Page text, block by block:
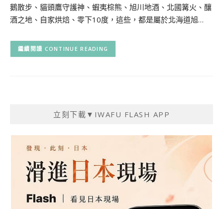
鵝散步、貓頭鷹守護神、蝦夷棕熊、旭川地酒、北國篝火、釀
酒之地、自家烘焙、零下10度，這些，都是屬於北海道旭…
CONTINUE READING
立刻下載▼IWAFU FLASH APP